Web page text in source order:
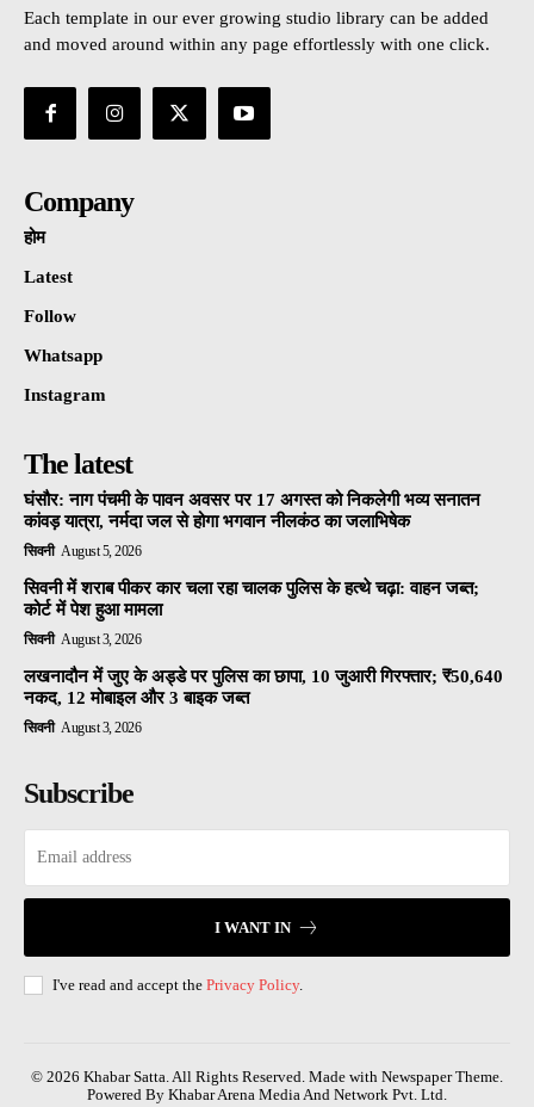
Each template in our ever growing studio library can be added
and moved around within any page effortlessly with one click.
Company
होम
Latest
Follow
Whatsapp
Instagram
The latest
घंसौर: नाग पंचमी के पावन अवसर पर 17 अगस्त को निकलेगी भव्य सनातन
कांवड़ यात्रा, नर्मदा जल से होगा भगवान नीलकंठ का जलाभिषेक
सिवनी August 5, 2026
सिवनी में शराब पीकर कार चला रहा चालक पुलिस के हत्थे चढ़ा: वाहन जब्त;
कोर्ट में पेश हुआ मामला
सिवनी August 3, 2026
लखनादौन में जुए के अड्डे पर पुलिस का छापा, 10 जुआरी गिरफ्तार; ₹50,640
नकद, 12 मोबाइल और 3 बाइक जब्त
सिवनी August 3, 2026
Subscribe
I WANT IN
I've read and accept the Privacy Policy.
© 2026 Khabar Satta. All Rights Reserved. Made with Newspaper Theme.
Powered By Khabar Arena Media And Network Pvt. Ltd.